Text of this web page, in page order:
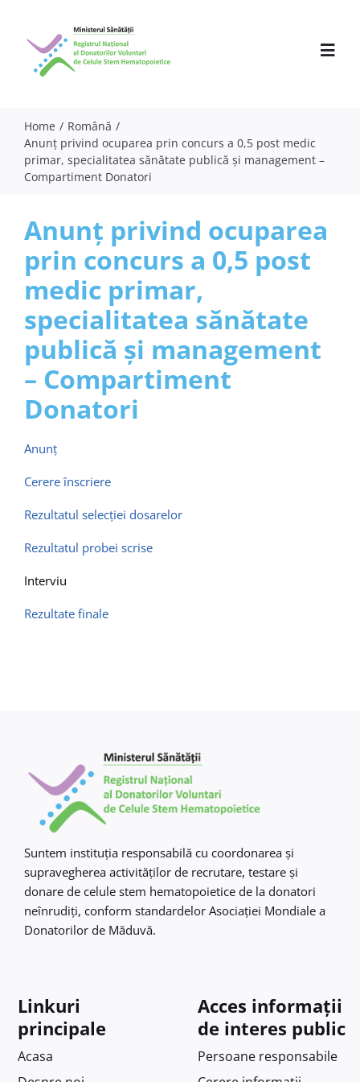
content
Despre noi
Activitate
Parteneri
Comunicate
Evenimente
Specialiști
Contact
Home
Română
Anunț privind ocuparea prin concurs a 0,5 post medic
primar, specialitatea sănătate publică și management –
Compartiment Donatori
Anunț privind ocuparea
prin concurs a 0,5 post
medic primar,
specialitatea sănătate
publică și management
– Compartiment
Donatori
Anunț
Cerere înscriere
Rezultatul selecţiei dosarelor
Rezultatul probei scrise
Interviu
Rezultate finale
Suntem instituţia responsabilă cu coordonarea şi
supravegherea activităţilor de recrutare, testare şi
donare de celule stem hematopoietice de la donatori
neînrudiţi, conform standardelor Asociaţiei Mondiale a
Donatorilor de Măduvă.
Linkuri
principale
Acasa
Acces informații
de interes public
Persoane responsabile